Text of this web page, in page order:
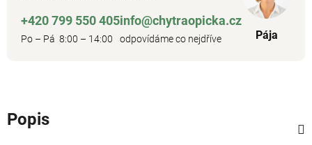
+420 799 550 405
Po – Pá 8:00 – 14:00
info@chytraopicka.cz
odpovídáme co nejdříve Pája
Popis